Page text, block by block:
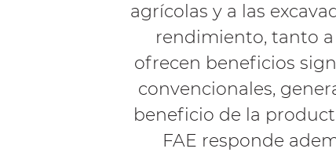
agrícolas y a las
rendimiento, tanto
ofrecen beneficios
convencionales,
beneficio de la
FAE responde